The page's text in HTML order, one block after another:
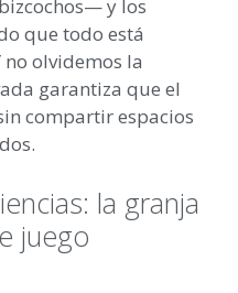
y los
que todo está
olvidemos la
garantiza que el
compartir espacios
la granja
juego